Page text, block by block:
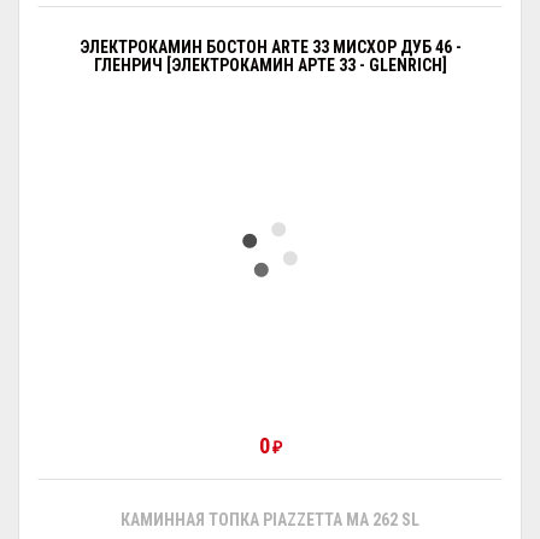
ЭЛЕКТРОКАМИН БОСТОН ARTE 33 МИСХОР ДУБ 46 -
ГЛЕНРИЧ [ЭЛЕКТРОКАМИН АРТЕ 33 - GLENRICH]
0₽
КАМИННАЯ ТОПКА PIAZZETTA MA 262 SL